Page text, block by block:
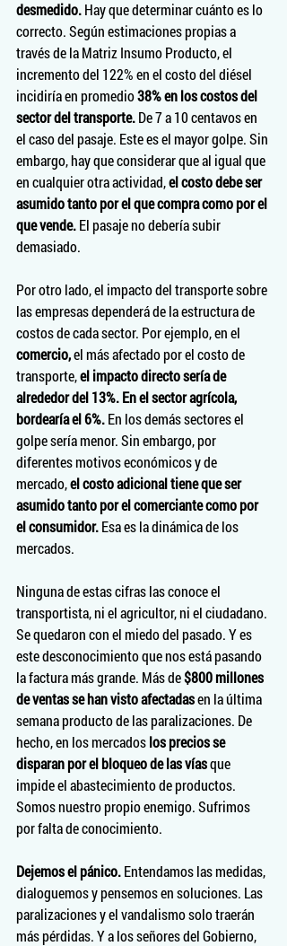
desmedido. Hay que determinar cuánto es lo
correcto. Según estimaciones propias a
través de la Matriz Insumo Producto, el
incremento del 122% en el costo del diésel
incidiría en promedio 38% en los costos del
sector del transporte. De 7 a 10 centavos en
el caso del pasaje. Este es el mayor golpe. Sin
embargo, hay que considerar que al igual que
en cualquier otra actividad, el costo debe ser
asumido tanto por el que compra como por el
que vende. El pasaje no debería subir
demasiado.
Por otro lado, el impacto del transporte sobre
las empresas dependerá de la estructura de
costos de cada sector. Por ejemplo, en el
comercio, el más afectado por el costo de
transporte, el impacto directo sería de
alrededor del 13%. En el sector agrícola,
bordearía el 6%. En los demás sectores el
golpe sería menor. Sin embargo, por
diferentes motivos económicos y de
mercado, el costo adicional tiene que ser
asumido tanto por el comerciante como por
el consumidor. Esa es la dinámica de los
mercados.
Ninguna de estas cifras las conoce el
transportista, ni el agricultor, ni el ciudadano.
Se quedaron con el miedo del pasado. Y es
este desconocimiento que nos está pasando
la factura más grande. Más de $800 millones
de ventas se han visto afectadas en la última
semana producto de las paralizaciones. De
hecho, en los mercados los precios se
disparan por el bloqueo de las vías que
impide el abastecimiento de productos.
Somos nuestro propio enemigo. Sufrimos
por falta de conocimiento.
Dejemos el pánico. Entendamos las medidas,
dialoguemos y pensemos en soluciones. Las
paralizaciones y el vandalismo solo traerán
más pérdidas. Y a los señores del Gobierno,